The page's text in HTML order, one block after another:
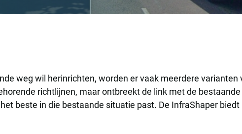
weg wil herinrichten, worden er vaak meerdere
richtlijnen, maar ontbreekt de link met de
beste in die bestaande situatie past. De InfraShaper biedt